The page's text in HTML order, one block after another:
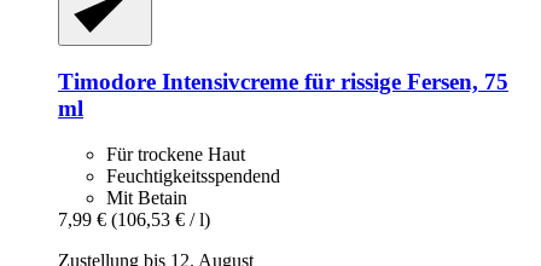
Timodore Intensivcreme für rissige Fersen, 75
ml
Für trockene Haut
Feuchtigkeitsspendend
Mit Betain
7,99 € (106,53 € / l)
Zustellung bis 12. August